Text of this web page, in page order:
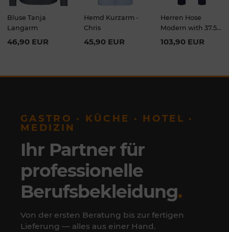
Bluse Tanja
Langarm
46,90 EUR
Hemd Kurzarm -
Chris
45,90 EUR
Herren Hose
Modern with 37.5
Slim Fit
103,90 EUR
GASTRO · KÜCHE · HOTEL ·
MEDIZIN
Ihr Partner für
professionelle
Berufsbekleidung.
Von der ersten Beratung bis zur fertigen
Lieferung — alles aus einer Hand.